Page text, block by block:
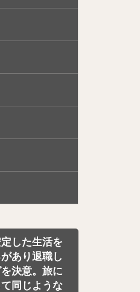
した生活を
あり退職し
決意。旅に
同じような